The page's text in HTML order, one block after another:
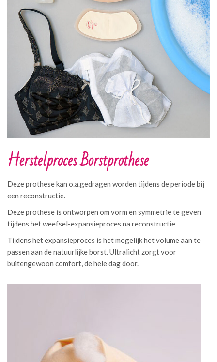
Herstelproces Borstprothese
Deze prothese kan o.a.gedragen worden tijdens de periode bij
een reconstructie.
Deze prothese is ontworpen om vorm en symmetrie te geven
tijdens het weefsel-expansieproces na reconstructie.
Tijdens het expansieproces is het mogelijk het volume aan te
passen aan de natuurlijke borst. Ultralicht zorgt voor
buitengewoon comfort, de hele dag door.